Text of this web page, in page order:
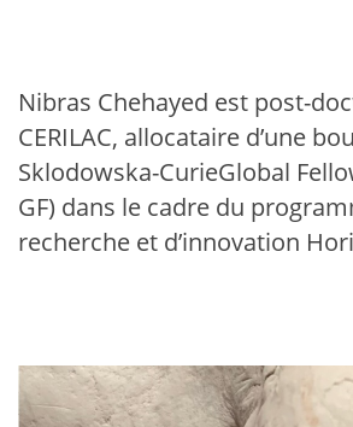
Nibras Chehayed est post-
CERILAC, allocataire d’une
Sklodowska-CurieGlobal
GF) dans le cadre du
recherche et d’innovation